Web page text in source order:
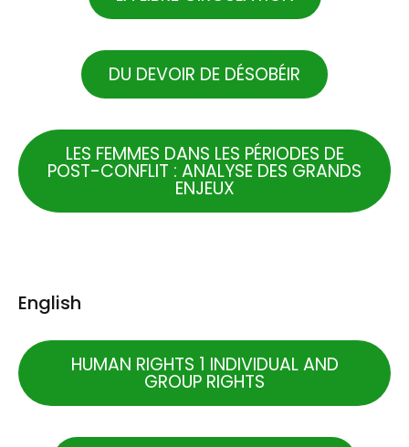
DU DEVOIR DE DÉSOBÉIR
LES FEMMES DANS LES PÉRIODES DE
POST-CONFLIT : ANALYSE DES GRANDS
ENJEUX
English
HUMAN RIGHTS 1 INDIVIDUAL AND
GROUP RIGHTS